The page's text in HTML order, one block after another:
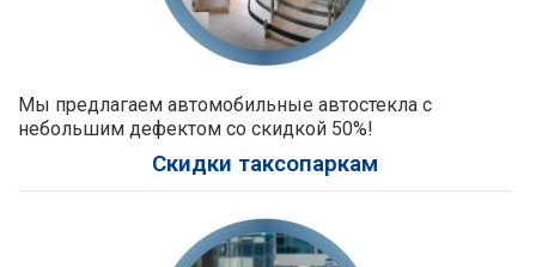
Мы предлагаем автомобильные автостекла с
небольшим дефектом со скидкой 50%!
Скидки таксопаркам